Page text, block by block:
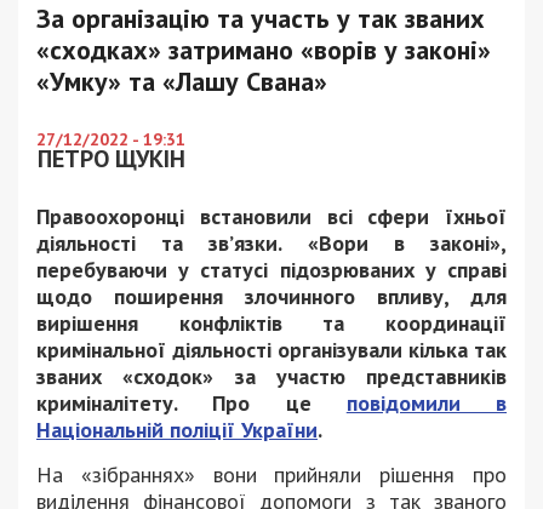
За організацію та участь у так званих
«сходках» затримано «ворів у законі»
«Умку» та «Лашу Свана»
27/12/2022 - 19:31
ПЕТРО ЩУКІН
Правоохоронці встановили всі сфери їхньої
діяльності та зв’язки. «Вори в законі»,
перебуваючи у статусі підозрюваних у справі
щодо поширення злочинного впливу, для
вирішення конфліктів та координації
кримінальної діяльності організували кілька так
званих «сходок» за участю представників
криміналітету. Про це повідомили в
Національній поліції України.
На «зібраннях» вони прийняли рішення про
виділення фінансової допомоги з так званого